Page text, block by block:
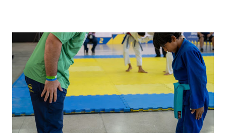
das 08h às 18h; aos sábados das 08h às 13h; Nos domingos e
feriados livres. Haverá tolerância de 30 minutos, após o
término dos horários estabelecidos aos veículos que já se
encontrarem em operação de descarga. A nova legislação vale
para os ônibus que viajam entre estados e municípios quanto
carretas e caminhões pesados. A determinação não se aplica
aos ônibus que realizam o transporte dentro da...